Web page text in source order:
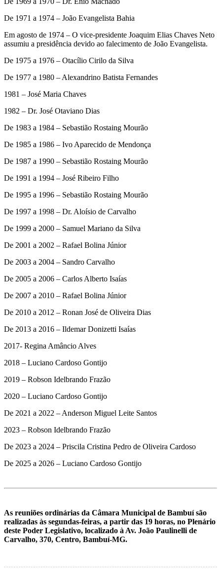
De 1971 a 1974 – João Evangelista Bahia
Em agosto de 1974 – O vice-presidente Joaquim Elias Chaves Neto
assumiu a presidência devido ao falecimento de João Evangelista.
De 1975 a 1976 – Otacílio Cirilo da Silva
De 1977 a 1980 – Alexandrino Batista Fernandes
1981 – José Maria Chaves
1982 – Dr. José Otaviano Dias
De 1983 a 1984 – Sebastião Rostaing Mourão
De 1985 a 1986 – Ivo Aparecido de Mendonça
De 1987 a 1990 – Sebastião Rostaing Mourão
De 1991 a 1994 – José Ribeiro Filho
De 1995 a 1996 – Sebastião Rostaing Mourão
De 1997 a 1998 – Dr. Aloísio de Carvalho
De 1999 a 2000 – Samuel Mariano da Silva
De 2001 a 2002 – Rafael Bolina Júnior
De 2003 a 2004 – Sandro Carvalho
De 2005 a 2006 – Carlos Alberto Isaías
De 2007 a 2010 – Rafael Bolina Júnior
De 2010 a 2012 – Ronan José de Oliveira Dias
De 2013 a 2016 – Ildemar Donizetti Isaías
2017- Regina Amâncio Alves
2018 – Luciano Cardoso Gontijo
2019 – Robson Idelbrando Frazão
2020 – Luciano Cardoso Gontijo
De 2021 a 2022 – Anderson Miguel Leite Santos
2023 – Robson Idelbrando Frazão
De 2023 a 2024 – Priscila Cristina Pedro de Oliveira Cardoso
De 2025 a 2026 – Luciano Cardoso Gontijo
As reuniões ordinárias da Câmara Municipal de Bambuí são
realizadas às segundas-feiras, a partir das 19 horas, no Plenário
deste Poder Legislativo, localizado à Av. João Paulinelli de
Carvalho, 370, Centro, Bambuí-MG.